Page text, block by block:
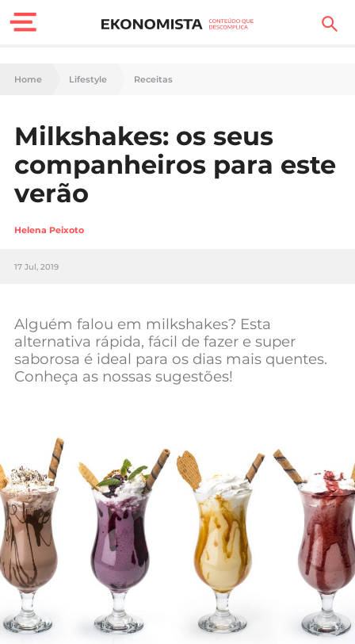
Finanças Pessoais
Carreira
Casa
Lifestyle
Sociedade
Negócios
Mundial 2026
Home Lifestyle Receitas
Milkshakes: os seus
companheiros para este
verão
Helena Peixoto
17 Jul, 2019
Alguém falou em milkshakes? Esta
alternativa rápida, fácil de fazer e super
saborosa é ideal para os dias mais quentes.
Conheça as nossas sugestões!